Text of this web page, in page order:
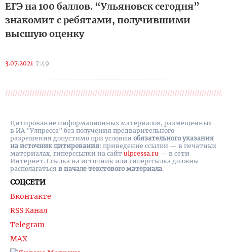
ЕГЭ на 100 баллов. “Ульяновск сегодня”
знакомит с ребятами, получившими
высшую оценку
3.07.2021 7:49
СОЦСЕТИ
Вконтакте
RSS Канал
Telegram
MAX
Цитирование информационных материалов, размещенных
в ИА "Улпресса" без получения предварительного
разрешения допустимо при условии обязательного указания
на источник цитирования: приведение ссылки — в печатных
материалах, гиперссылки на cайт ulpressa.ru — в сети
Интернет. Ссылка на источник или гиперссылка должны
располагаться в начале текстового материала.